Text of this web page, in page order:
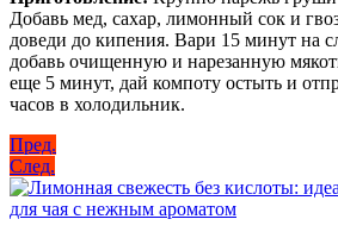
Добавь мед, сахар, лимонный сок и
доведи до кипения. Вари 15 минут на
добавь очищенную и нарезанную
еще 5 минут, дай компоту остыть и
часов в холодильник.
Навигация
по
записям
Пред.
След.